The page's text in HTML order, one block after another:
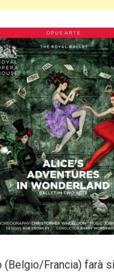
(Belgio/Francia) farà